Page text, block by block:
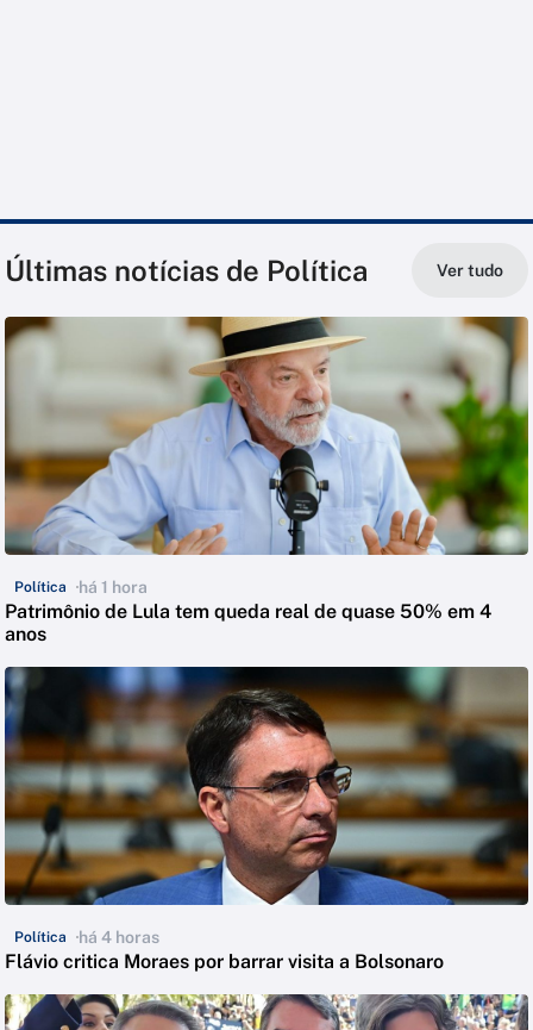
Últimas notícias de Política Ver tudo
Política há 1 hora
Patrimônio de Lula tem queda real de quase 50% em 4
anos
Política há 4 horas
Flávio critica Moraes por barrar visita a Bolsonaro